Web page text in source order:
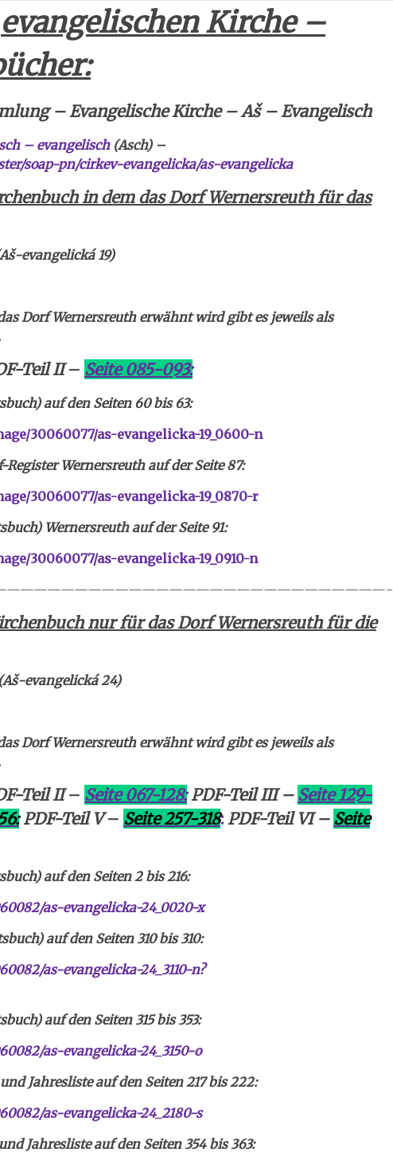
evangelischen Kirche –
– Evangelische Kirche – Aš – Evangelisch
– evangelisch(Asch) –
soap-pn/cirkev-evangelicka/as-evangelicka
in dem das Dorf Wernersreuth für das
evangelická 19)
Dorf Wernersreuth erwähnt wird gibt es jeweils als
Teil II– Seite 085-093:
auf den Seiten 60 bis 63:
30060077/as-evangelicka-19_0600-n
Wernersreuth auf der Seite 87:
30060077/as-evangelicka-19_0870-r
Wernersreuth auf der Seite 91:
30060077/as-evangelicka-19_0910-n
nur für das Dorf Wernersreuth für die
evangelická 24)
Dorf Wernersreuth erwähnt wird gibt es jeweils als
Teil II– Seite 067-128: PDF-Teil III – Seite 129-
PDF-Teil V– Seite 257-318: PDF-Teil VI – Seite
auf den Seiten 2 bis 216:
as-evangelicka-24_0020-x
auf den Seiten 310 bis 310:
as-evangelicka-24_3110-n?
auf den Seiten 315 bis 353:
as-evangelicka-24_3150-o
Jahresliste auf den Seiten 217 bis 222:
as-evangelicka-24_2180-s
Jahresliste auf den Seiten 354 bis 363: